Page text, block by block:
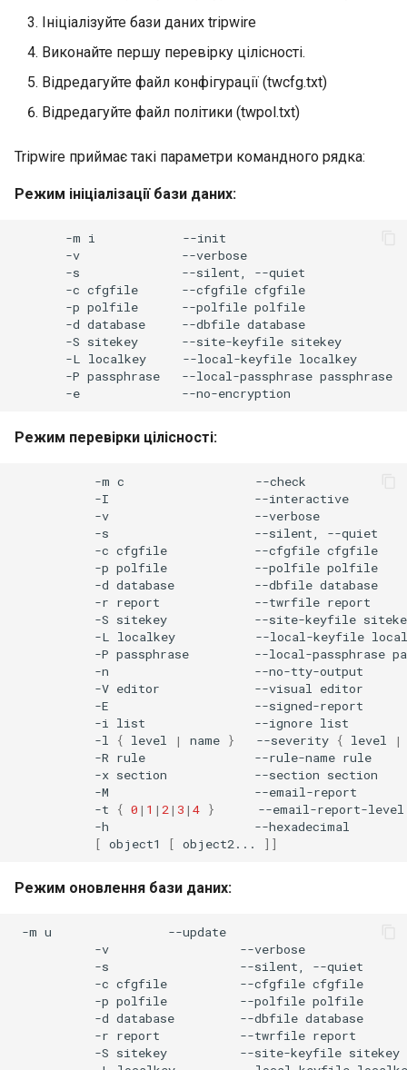
Ініціалізуйте бази даних tripwire
Виконайте першу перевірку цілісності.
Відредагуйте файл конфігурації (twcfg.txt)
Відредагуйте файл політики (twpol.txt)
Tripwire приймає такі параметри командного рядка:
Режим ініціалізації бази даних:
-m i
-v
-s
--silent,
-c cfgfile --cfgfile
-p polfile --polfile
-d database --dbfile
-S sitekey --site-keyfile
-L
localkey --local-keyfile
-P passphrase --local-passphrase
-e
Режим перевірки цілісності:
-m c
-I
-v
-s
--silent,
-c cfgfile --cfgfile
-p polfile --polfile
-d database --dbfile
-r report --twrfile
-S sitekey
--site-keyfile
-L
localkey
--local-keyfile
-P passphrase
--local-passphrase
-n
-V editor --visual
-E
-i
list --ignore
-l
{ level | name } --severity { level
|
-R rule --rule-name
-x section --section
-M
-t
{ 0 | 1 | 2 | 3 | 4 }
--email-report-level
-h
[ object1 [ object2... ]]
Режим оновлення бази даних:
-m u
-v
-s
--silent,
-c cfgfile --cfgfile
-p polfile --polfile
-d database --dbfile
-r report --twrfile
-S sitekey --site-keyfile